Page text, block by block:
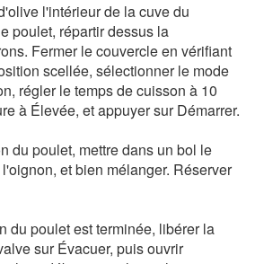
l'intérieur de la cuve du
poulet, répartir dessus la
Fermer le couvercle en vérifiant
scellée, sélectionner le mode
régler le temps de cuisson à 10
à Élevée, et appuyer sur Démarrer.
du poulet, mettre dans un bol le
et bien mélanger. Réserver
du poulet est terminée, libérer la
sur Évacuer, puis ouvrir